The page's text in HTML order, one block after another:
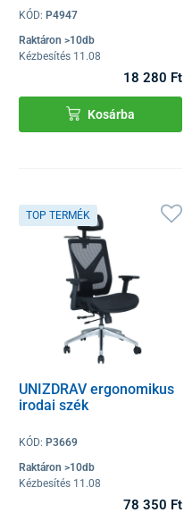
KÓD: P4947
Raktáron >10db
Kézbesítés 11.08
18 280 Ft
Kosárba
TOP TERMÉK
UNIZDRAV ergonomikus
irodai szék
KÓD: P3669
Raktáron >10db
Kézbesítés 11.08
78 350 Ft